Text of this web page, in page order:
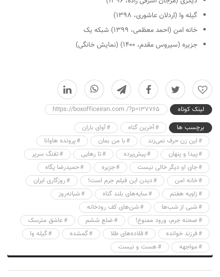
گیله وا (اردلان عاشوری، ۱۳۹۸)
خانه امن (احمد معظمی، ۱۳۹۹) شبکه یک
جزیره (سیروس مقدم، ۱۴۰۰) (نمایش خانگی)
0
لینک کوتاه
https://boxofficeiran.com /?p=137765
برچسب ها
آخرین گناه
آوای باران
این زن حرف نمی‌زند
با من بمان
پرونده هاوانا
پیدا و پنهان
پیش‌پرده تا رهایی
تفنگ سرپر
جای او دیگر خالی نیست
جزیره
حمیدرضا پگاه
خانه امن
دیدن این فیلم جرم است!
روزگاری ایران
زاویه هفتم
سایه‌های بلند گناه
شبانه‌روز
شبی از شب‌ها
شن‌های کف رودخانه
صحنه جرم، ورود ممنوع!
ضلع ششم
عاشق مترسک
فرزند خوانده
قلاده‌های طلا گمشده
گیله وا
مواجهه
هست و نیست